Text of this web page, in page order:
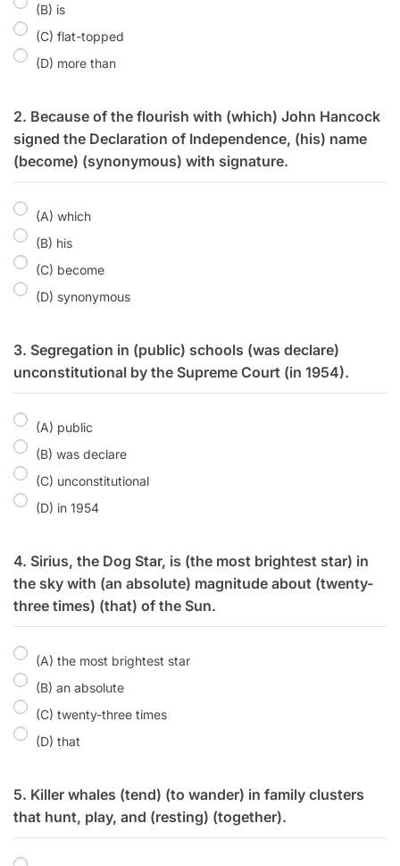
(B) is
(C) flat-topped
(D) more than
2. Because of the flourish with (which) John Hancock
signed the Declaration of Independence, (his) name
(become) (synonymous) with signature.
(A) which
(B) his
(C) become
(D) synonymous
3. Segregation in (public) schools (was declare)
unconstitutional by the Supreme Court (in 1954).
(A) public
(B) was declare
(C) unconstitutional
(D) in 1954
4. Sirius, the Dog Star, is (the most brightest star) in
the sky with (an absolute) magnitude about (twenty-
three times) (that) of the Sun.
(A) the most brightest star
(B) an absolute
(C) twenty-three times
(D) that
5. Killer whales (tend) (to wander) in family clusters
that hunt, play, and (resting) (together).